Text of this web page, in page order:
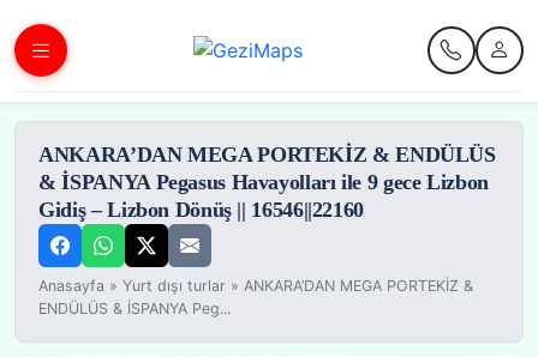
ANKARA’DAN MEGA PORTEKİZ & ENDÜLÜS
& İSPANYA Pegasus Havayolları ile 9 gece Lizbon
Gidiş – Lizbon Dönüş || 16546||22160
Anasayfa »Yurt dışı turlar »ANKARA’DAN MEGA PORTEKİZ &
ENDÜLÜS & İSPANYA Peg...